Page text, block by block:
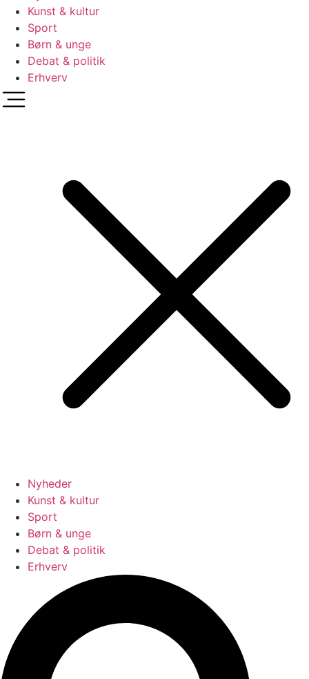
Kunst & kultur
Sport
Børn & unge
Debat & politik
Erhverv
Nyheder
Kunst & kultur
Sport
Børn & unge
Debat & politik
Erhverv